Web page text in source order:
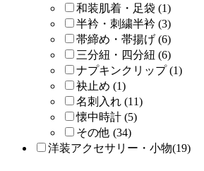
和装肌着・足袋 (1)
半衿・刺繍半衿 (3)
帯締め・帯揚げ (6)
三分紐・四分紐 (6)
ナプキンクリップ (1)
袂止め (1)
名刺入れ (11)
懐中時計 (5)
その他 (34)
洋装アクセサリー・小物(19)